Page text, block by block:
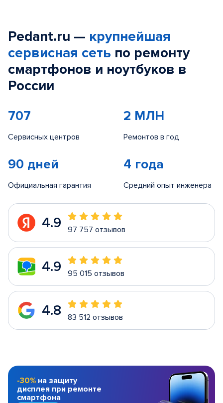
Pedant.ru — крупнейшая
сервисная сеть по ремонту
смартфонов и ноутбуков в
России
707
Сервисных центров
2 МЛН
Ремонтов в год
90 дней
Официальная гарантия
4 года
Средний опыт инженера
4.9 97 757 отзывов
4.9 95 015 отзывов
4.8 83 512 отзывов
-30% на защиту
дисплея при ремонте
смартфона